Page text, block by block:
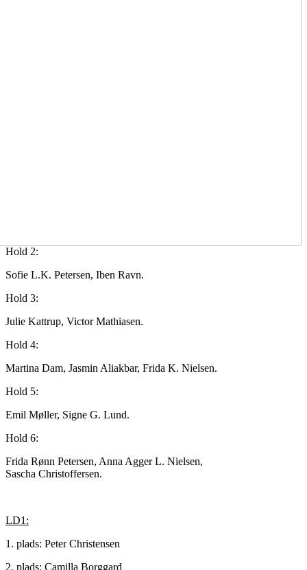
Hold 2:
Sofie L.K. Petersen, Iben Ravn.
Hold 3:
Julie Kattrup, Victor Mathiasen.
Hold 4:
Martina Dam, Jasmin Aliakbar, Frida K. Nielsen.
Hold 5:
Emil Møller, Signe G. Lund.
Hold 6:
Frida Rønn Petersen, Anna Agger L. Nielsen,
Sascha Christoffersen.
LD1:
1. plads: Peter Christensen
2. plads: Camilla Borggard